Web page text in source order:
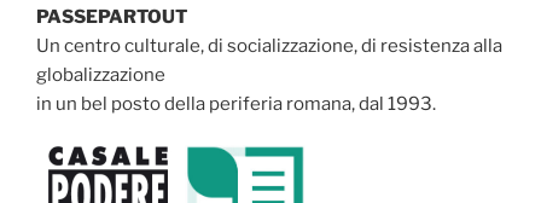
PASSEPARTOUT
Un centro culturale, di socializzazione, di resistenza alla
globalizzazione
in un bel posto della periferia romana, dal 1993.